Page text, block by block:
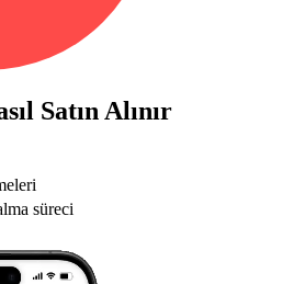
Satın Alınır
süreci